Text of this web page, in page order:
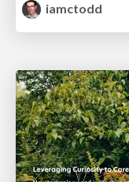
iamctodd